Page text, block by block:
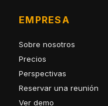
EMPRESA
Sobre nosotros
Precios
Perspectivas
Reservar una reunión
Ver demo